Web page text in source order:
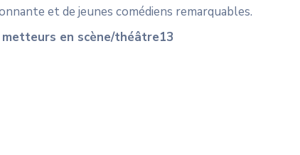
et de jeunes comédiens remarquables.
metteurs en scène/théâtre13